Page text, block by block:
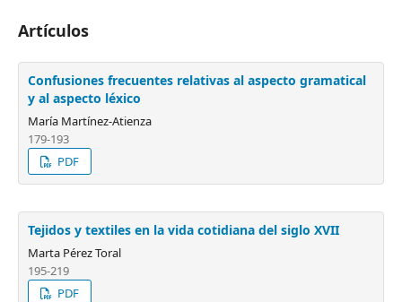
Artículos
Confusiones frecuentes relativas al aspecto gramatical
y al aspecto léxico
María Martínez-Atienza
179-193
PDF
Tejidos y textiles en la vida cotidiana del siglo XVII
Marta Pérez Toral
195-219
PDF